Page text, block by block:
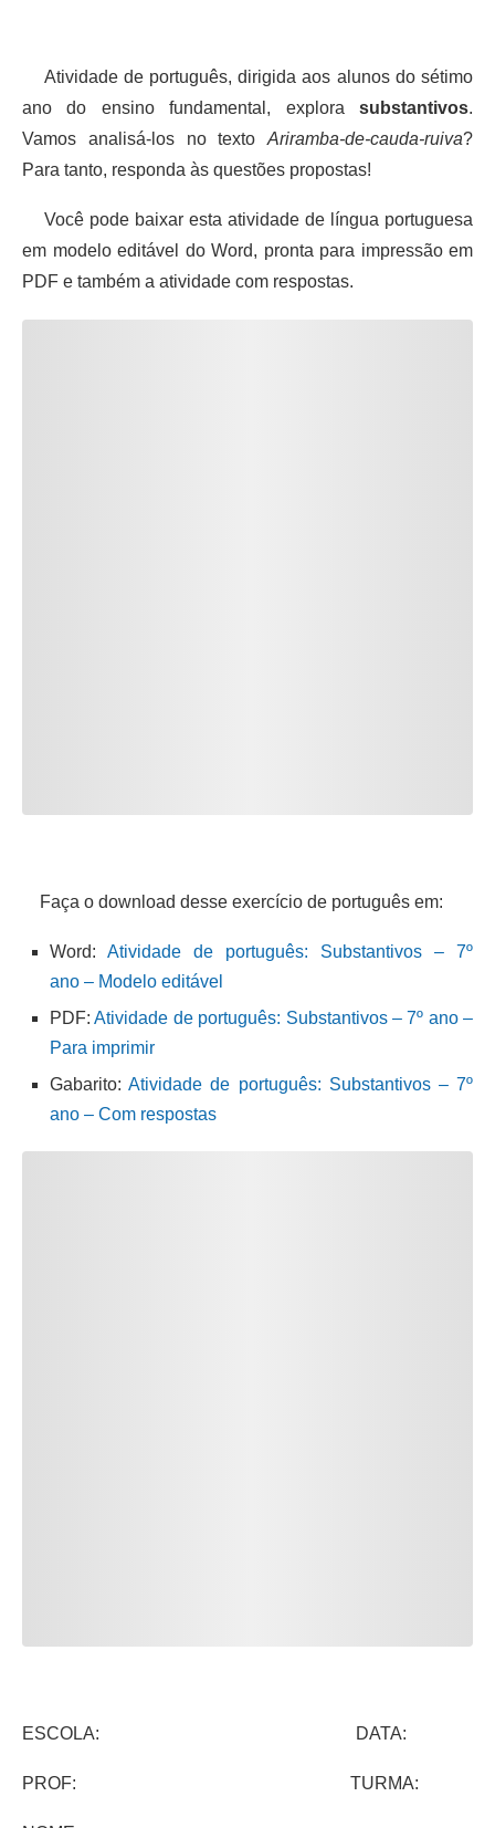
Atividade de português, dirigida aos alunos do sétimo
ano do ensino fundamental, explora substantivos.
Vamos analisá-los no texto Ariramba-de-cauda-ruiva?
Para tanto, responda às questões propostas!
Você pode baixar esta atividade de língua portuguesa
em modelo editável do Word, pronta para impressão em
PDF e também a atividade com respostas.
Faça o download desse exercício de português em:
Word: Atividade de português: Substantivos – 7º
ano – Modelo editável
PDF:Atividade de português: Substantivos – 7º ano –
Para imprimir
Gabarito:Atividade de português: Substantivos – 7º
ano – Com respostas
ESCOLA: DATA:
PROF: TURMA: